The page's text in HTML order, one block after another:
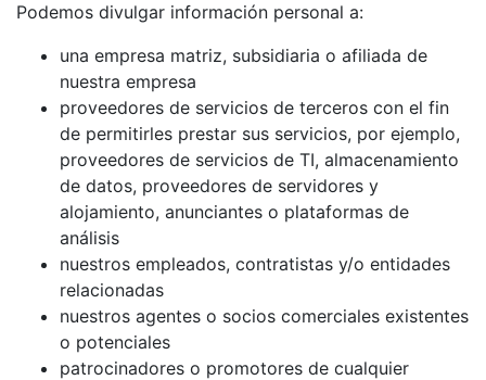
Podemos divulgar información personal a:
una empresa matriz, subsidiaria o afiliada de
nuestra empresa
proveedores de servicios de terceros con el fin
de permitirles prestar sus servicios, por ejemplo,
proveedores de servicios de TI, almacenamiento
de datos, proveedores de servidores y
alojamiento, anunciantes o plataformas de
análisis
nuestros empleados, contratistas y/o entidades
relacionadas
nuestros agentes o socios comerciales existentes
o potenciales
patrocinadores o promotores de cualquier